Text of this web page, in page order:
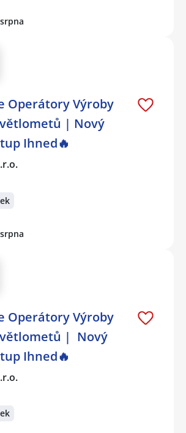
Operátory Výroby
| Nový
Ihned🔥
Operátory Výroby
| Nový
Ihned🔥